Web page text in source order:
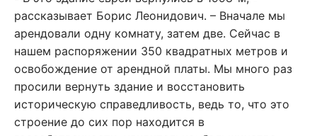
рассказывает Борис Леонидович. – Вначале мы
арендовали одну комнату, затем две. Сейчас в
нашем распоряжении 350 квадратных метров и
освобождение от арендной платы. Мы много раз
просили вернуть здание и восстановить
историческую справедливость, ведь то, что это
строение до сих пор находится в